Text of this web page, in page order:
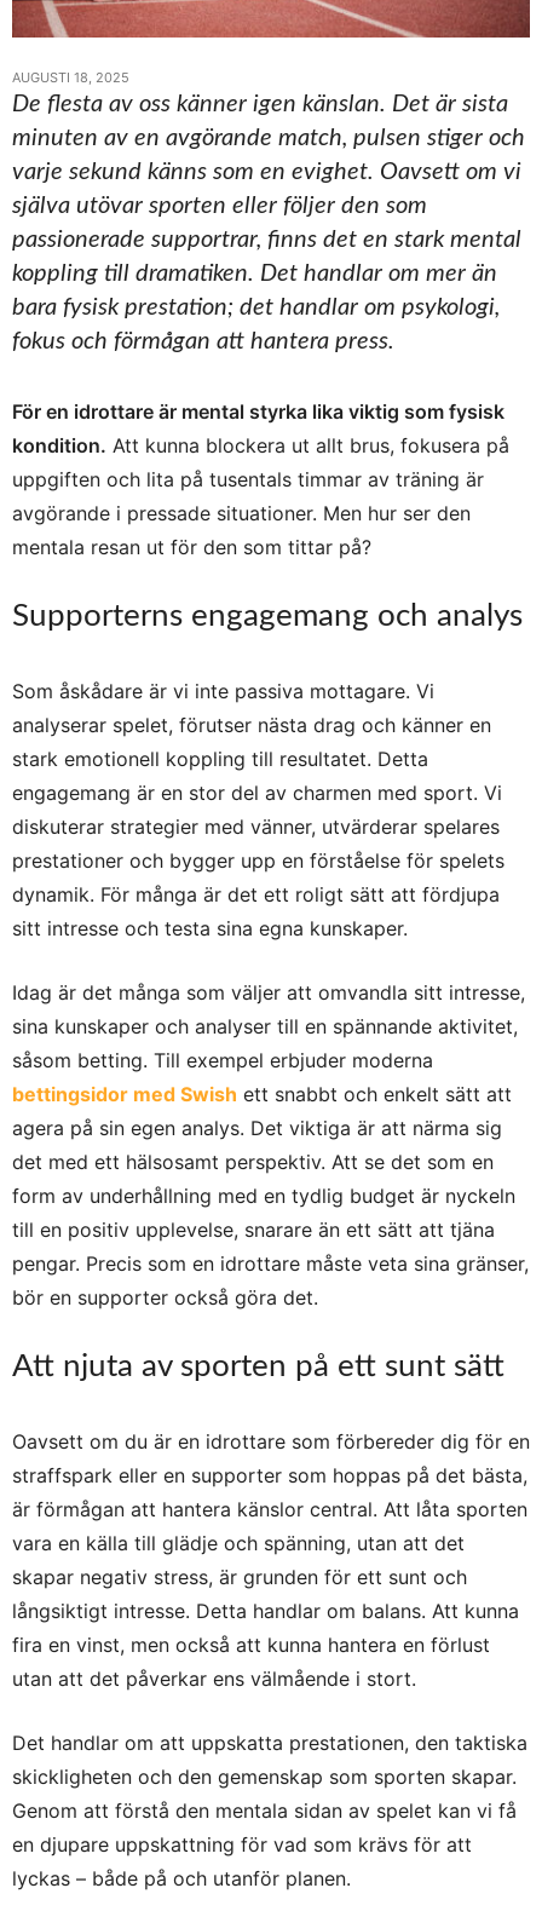
AUGUSTI 18, 2025
De flesta av oss känner igen känslan. Det är sista
minuten av en avgörande match, pulsen stiger och
varje sekund känns som en evighet. Oavsett om vi
själva utövar sporten eller följer den som
passionerade supportrar, finns det en stark mental
koppling till dramatiken. Det handlar om mer än
bara fysisk prestation; det handlar om psykologi,
fokus och förmågan att hantera press.
För en idrottare är mental styrka lika viktig som fysisk
kondition. Att kunna blockera ut allt brus, fokusera på
uppgiften och lita på tusentals timmar av träning är
avgörande i pressade situationer. Men hur ser den
mentala resan ut för den som tittar på?
Supporterns engagemang och analys
Som åskådare är vi inte passiva mottagare. Vi
analyserar spelet, förutser nästa drag och känner en
stark emotionell koppling till resultatet. Detta
engagemang är en stor del av charmen med sport. Vi
diskuterar strategier med vänner, utvärderar spelares
prestationer och bygger upp en förståelse för spelets
dynamik. För många är det ett roligt sätt att fördjupa
sitt intresse och testa sina egna kunskaper.
Idag är det många som väljer att omvandla sitt intresse,
sina kunskaper och analyser till en spännande aktivitet,
såsom betting. Till exempel erbjuder moderna
bettingsidor med Swish ett snabbt och enkelt sätt att
agera på sin egen analys. Det viktiga är att närma sig
det med ett hälsosamt perspektiv. Att se det som en
form av underhållning med en tydlig budget är nyckeln
till en positiv upplevelse, snarare än ett sätt att tjäna
pengar. Precis som en idrottare måste veta sina gränser,
bör en supporter också göra det.
Att njuta av sporten på ett sunt sätt
Oavsett om du är en idrottare som förbereder dig för en
straffspark eller en supporter som hoppas på det bästa,
är förmågan att hantera känslor central. Att låta sporten
vara en källa till glädje och spänning, utan att det
skapar negativ stress, är grunden för ett sunt och
långsiktigt intresse. Detta handlar om balans. Att kunna
fira en vinst, men också att kunna hantera en förlust
utan att det påverkar ens välmående i stort.
Det handlar om att uppskatta prestationen, den taktiska
skickligheten och den gemenskap som sporten skapar.
Genom att förstå den mentala sidan av spelet kan vi få
en djupare uppskattning för vad som krävs för att
lyckas – både på och utanför planen.